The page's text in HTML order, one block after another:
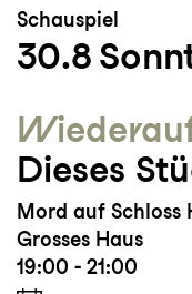
Schauspiel
30.8
Dieses
Mord auf Schloss
Grosses Haus
19:00 - 21:00